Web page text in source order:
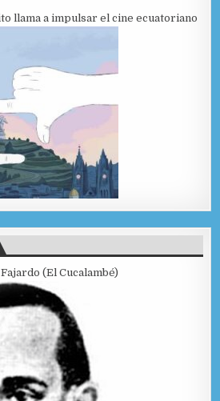
llama a impulsar el cine ecuatoriano
(El Cucalambé)